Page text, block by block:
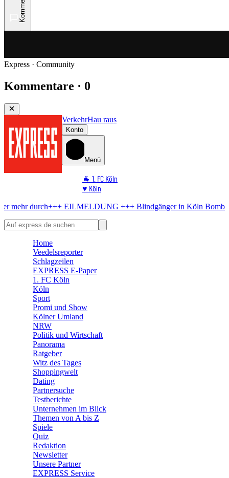
Express · Community
Kommentare · 0
VerkehrHau raus
Konto
Menü
🐐 1. FC Köln
♥️ Köln
🏆 Sport
EILMELDUNG +++Blindgänger in KölnBombe im Rhein! Hier
Home
Veedelsreporter
Schlagzeilen
EXPRESS E-Paper
1. FC Köln
Köln
Sport
Promi und Show
Kölner Umland
NRW
Politik und Wirtschaft
Panorama
Ratgeber
Witz des Tages
Shoppingwelt
Dating
Partnersuche
Testberichte
Unternehmen im Blick
Themen von A bis Z
Spiele
Quiz
Redaktion
Newsletter
Unsere Partner
EXPRESS Service